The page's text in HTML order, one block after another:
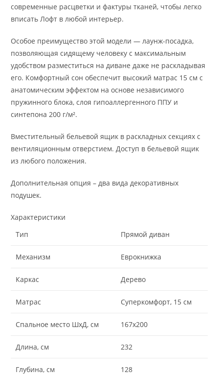
современные расцветки и фактуры тканей, чтобы легко
вписать Лофт в любой интерьер.
Особое преимущество этой модели — лаунж-посадка,
позволяющая сидящему человеку с максимальным
удобством разместиться на диване даже не раскладывая
его. Комфортный сон обеспечит высокий матрас 15 см с
анатомическим эффектом на основе независимого
пружинного блока, слоя гипоаллергенного ППУ и
синтепона 200 г/м².
Вместительный бельевой ящик в раскладных секциях с
вентиляционным отверстием. Доступ в бельевой ящик
из любого положения.
Дополнительная опция – два вида декоративных
подушек.
Характеристики
Тип
Прямой диван
Механизм Еврокнижка
Каркас Дерево
Матрас Суперкомфорт, 15 см
Спальное место ШхД, см 167х200
Длина, см 232
Глубина, см 128